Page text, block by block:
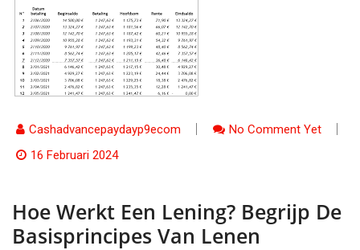
Cashadvancepaydayp9ecom
No Comment Yet
16 Februari 2024
Hoe Werkt Een Lening? Begrijp De
Basisprincipes Van Lenen